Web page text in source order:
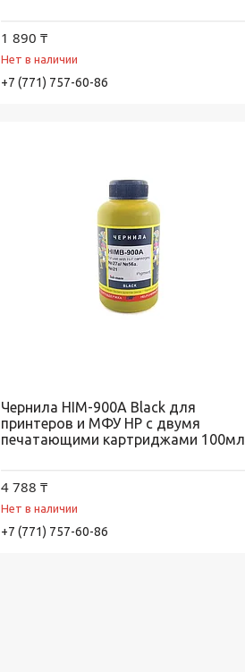
1 890 ₸
Нет в наличии
+7 (771) 757-60-86
Чернила HIM-900A Black для
принтеров и МФУ HP с двумя
печатающими картриджами 100мл
4 788 ₸
Нет в наличии
+7 (771) 757-60-86